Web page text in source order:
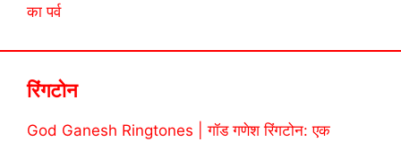
का पर्व
रिंगटोन
God Ganesh Ringtones | गॉड गणेश रिंगटोन: एक